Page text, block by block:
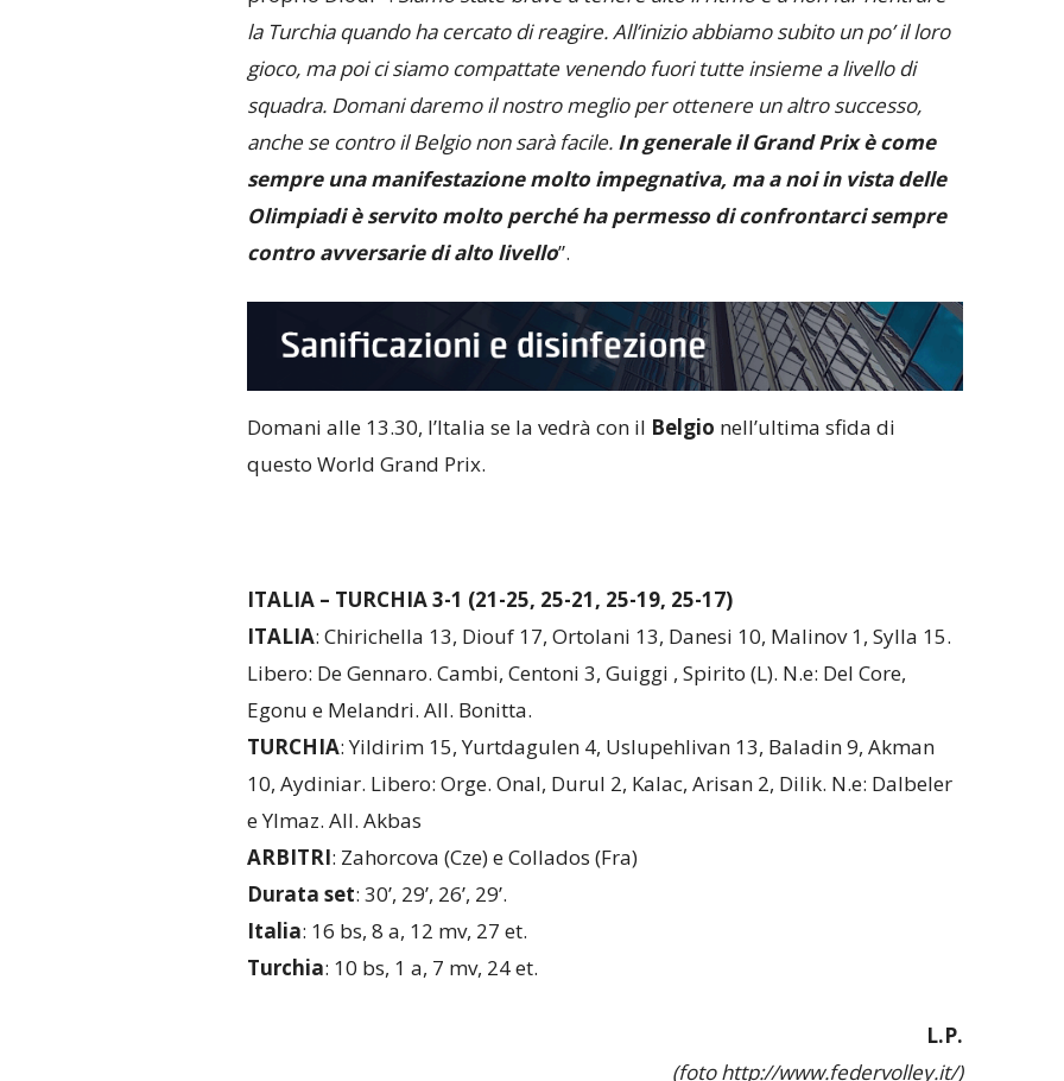
la Turchia quando ha cercato di reagire. All’inizio abbiamo subito un po’ il loro
gioco, ma poi ci siamo compattate venendo fuori tutte insieme a livello di
squadra. Domani daremo il nostro meglio per ottenere un altro successo,
anche se contro il Belgio non sarà facile. In generale il Grand Prix è come
sempre una manifestazione molto impegnativa, ma a noi in vista delle
Olimpiadi è servito molto perché ha permesso di confrontarci sempre
contro avversarie di alto livello”.
Domani alle 13.30, l’Italia se la vedrà con il Belgio nell’ultima sfida di
questo World Grand Prix.
ITALIA – TURCHIA 3-1 (21-25, 25-21, 25-19, 25-17)
ITALIA: Chirichella 13, Diouf 17, Ortolani 13, Danesi 10, Malinov 1, Sylla 15.
Libero: De Gennaro. Cambi, Centoni 3, Guiggi , Spirito (L). N.e: Del Core,
Egonu e Melandri. All. Bonitta.
TURCHIA: Yildirim 15, Yurtdagulen 4, Uslupehlivan 13, Baladin 9, Akman
10, Aydiniar. Libero: Orge. Onal, Durul 2, Kalac, Arisan 2, Dilik. N.e: Dalbeler
e Ylmaz. All. Akbas
ARBITRI: Zahorcova (Cze) e Collados (Fra)
Durata set: 30’, 29’, 26’, 29’.
Italia: 16 bs, 8 a, 12 mv, 27 et.
Turchia: 10 bs, 1 a, 7 mv, 24 et.
L.P.
(foto http://www.federvolley.it/)